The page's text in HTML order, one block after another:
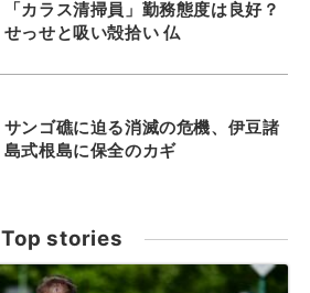
「カラス清掃員」勤務態度は良好？
せっせと吸い殻拾い 仏
サンゴ礁に迫る消滅の危機、伊豆諸
島式根島に保全のカギ
Top stories